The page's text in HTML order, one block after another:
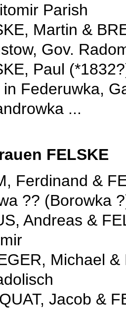
Parish
Martin &
Gov.
Paul
in Federuwka,
...
FELSKE
Ferdinand &
?? (Borowka
Andreas &
Michael
Jacob &